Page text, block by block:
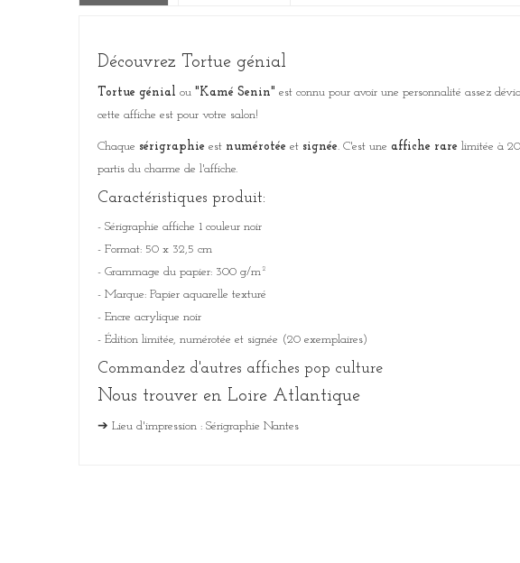
Découvrez Tortue génial
Tortue génial ou "Kamé Senin" est connu pour avoir une personnalité assez
cette affiche est pour votre salon!
Chaque sérigraphie est numérotée et signée. C'est une affiche rare limitée à
partis du charme de l'affiche.
Caractéristiques produit:
- Sérigraphie affiche 1 couleur noir
- Format: 50 x 32,5 cm
- Grammage du papier: 300 g/m²
- Marque: Papier aquarelle texturé
- Encre acrylique noir
- Édition limitée, numérotée et signée (20 exemplaires)
Commandez d'autres affiches pop culture
Nous trouver en Loire Atlantique
➔ Lieu d'impression : Sérigraphie Nantes